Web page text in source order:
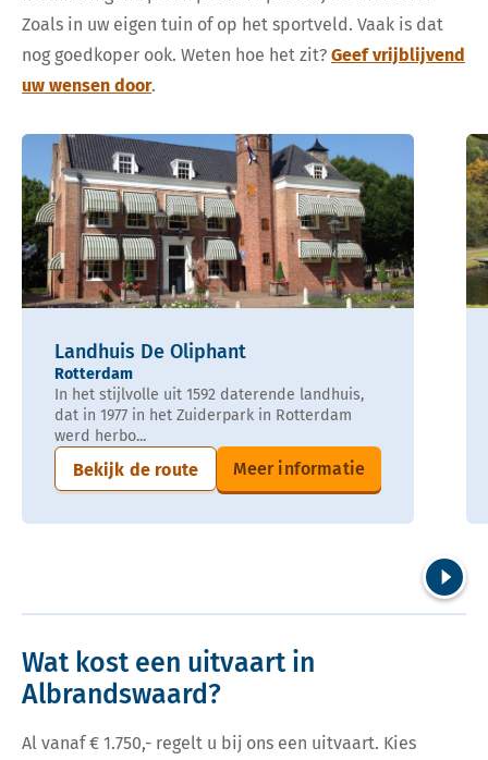
Zoals in uw eigen tuin of op het sportveld. Vaak is dat
nog goedkoper ook. Weten hoe het zit? Geef vrijblijvend
uw wensen door.
Landhuis De Oliphant
Rotterdam
In het stijlvolle uit 1592 daterende landhuis,
dat in 1977 in het Zuiderpark in Rotterdam
werd herbo...
Bekijk de route Meer informatie
Wat kost een uitvaart in
Albrandswaard?
Al vanaf € 1.750,- regelt u bij ons een uitvaart. Kies